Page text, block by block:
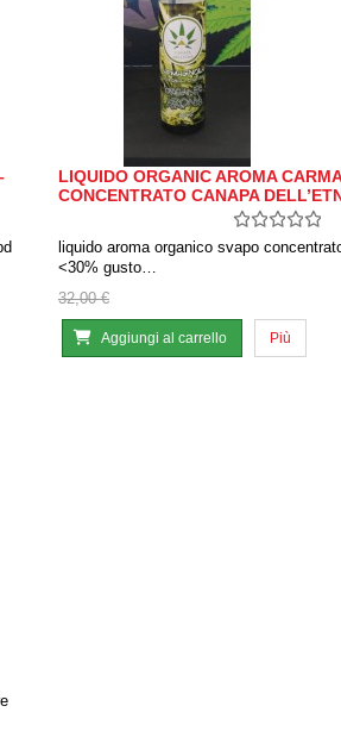
LIQUIDO ORGANIC AROMA
CONCENTRATO CANAPA
liquido aroma organico svapo
<30% gusto…
32,00 €
Aggiungi al carrello Più